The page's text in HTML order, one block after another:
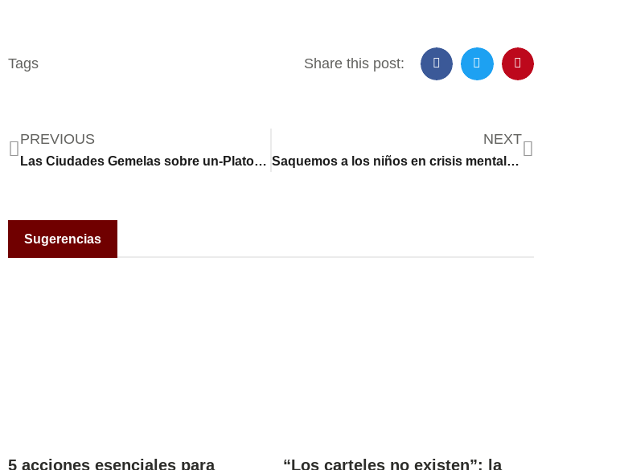
Tags Share this post:
PREVIOUS
Las Ciudades Gemelas sobre un-Plato: “Relish” explora la comida y la cultura
NEXT
Saquemos a los niños en crisis mental de las urgencias hospitalarias
Sugerencias
5 acciones esenciales para “Los carteles no existen”: la